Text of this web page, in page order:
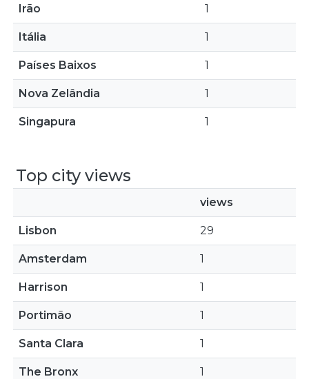
Irão 1
Itália 1
Países Baixos 1
Nova Zelândia 1
Singapura 1
Top city views
views
Lisbon 29
Amsterdam 1
Harrison 1
Portimão 1
Santa Clara 1
The Bronx 1